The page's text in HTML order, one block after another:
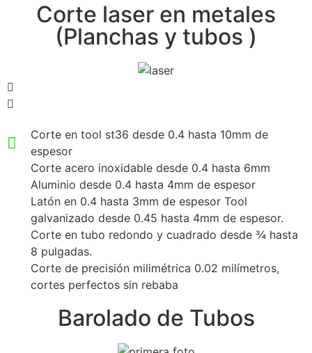
Corte laser en metales
(Planchas y tubos )
Corte en tool st36 desde 0.4 hasta 10mm de
espesor
Corte acero inoxidable desde 0.4 hasta 6mm
Aluminio desde 0.4 hasta 4mm de espesor
Latón en 0.4 hasta 3mm de espesor Tool
galvanizado desde 0.45 hasta 4mm de espesor.
Corte en tubo redondo y cuadrado desde ¾ hasta
8 pulgadas.
Corte de precisión milimétrica 0.02 milímetros,
cortes perfectos sin rebaba
Barolado de Tubos